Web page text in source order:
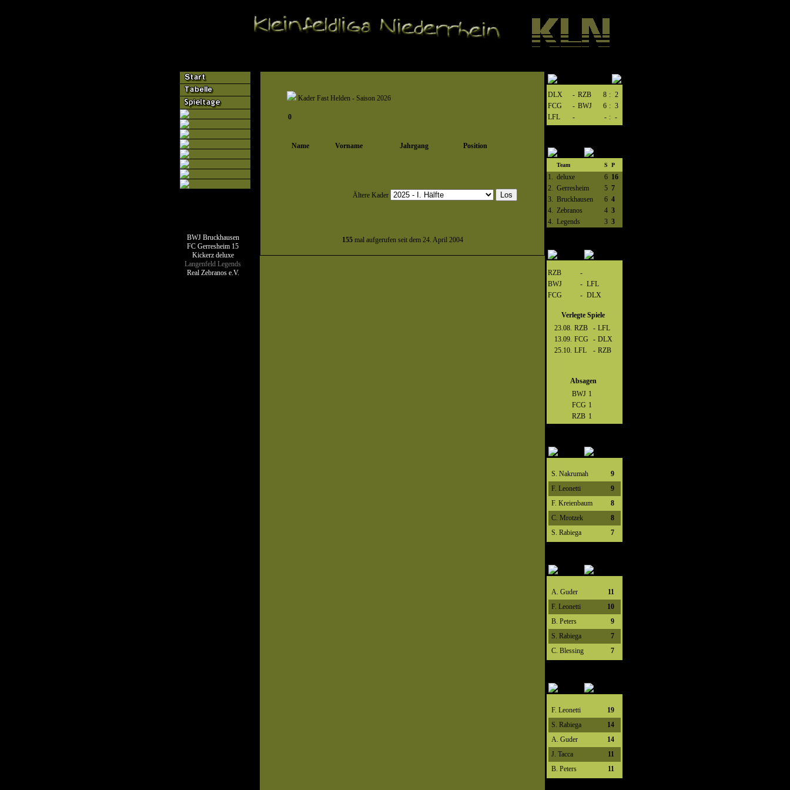
BWJ Bruckhausen
FC Gerresheim 15
Kickerz deluxe
Langenfeld Legends
Real Zebranos e.V.
Kader Fast Helden - Saison 2026
0
Name Vorname Jahrgang Position
Ältere Kader
155mal aufgerufen seit dem 24. April 2004
DLX - RZB 8 : 2
FCG
- BWJ 6 : 3
LFL
- - : -
Team S P
1. deluxe 6 16
2. Gerresheim 5 7
3. Bruckhausen 6 4
4. Zebranos 4 3
4. Legends 3 3
RZB
-
BWJ
- LFL
FCG
- DLX
Verlegte Spiele
23.08. RZB - LFL
13.09. FCG - DLX
25.10. LFL - RZB
Absagen
BWJ 1
FCG 1
RZB 1
S. Nakrumah
9
F. Leonetti
9
F. Kreienbaum
8
C. Mrotzek
8
S. Rabiega
7
A. Guder
11
F. Leonetti
10
B. Peters
9
S. Rabiega
7
C. Blessing
7
F. Leonetti
19
S. Rabiega
14
A. Guder
14
J. Tacca
11
B. Peters
11